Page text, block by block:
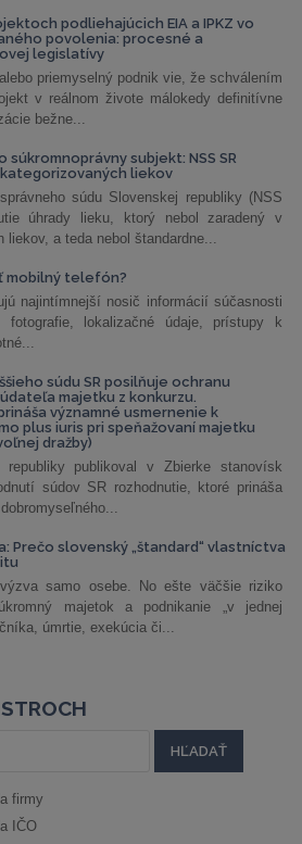
podliehajúcich EIA a IPKZ vo
povolenia: procesné a
legislatívy
priemyselný podnik vie, že schválením
v reálnom živote málokedy definitívne
bežne...
subjekt: NSS SR
liekov
súdu Slovenskej republiky (NSS
úhrady lieku, ktorý nebol zaradený v
liekov, a teda nebol štandardne...
mobilný telefón?
najintímnejší nosič informácií súčasnosti
fotografie, lokalizačné údaje, prístupy k
súdu SR posilňuje ochranu
majetku z konkurzu.
významné usmernenie k
plus iuris pri speňažovaní majetku
dražby)
publikoval v Zbierke stanovísk
súdov SR rozhodnutie, ktoré prináša
Prečo slovenský „štandard“ vlastníctva
samo osebe. No ešte väčšie riziko
majetok a podnikanie „v jednej
úmrtie, exekúcia či...
firmy
IČO